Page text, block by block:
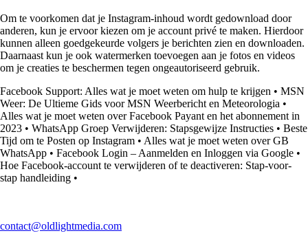
Om te voorkomen dat je Instagram-inhoud wordt gedownload door
anderen, kun je ervoor kiezen om je account privé te maken. Hierdoor
kunnen alleen goedgekeurde volgers je berichten zien en downloaden.
Daarnaast kun je ook watermerken toevoegen aan je fotos en videos
om je creaties te beschermen tegen ongeautoriseerd gebruik.
Facebook Support: Alles wat je moet weten om hulp te krijgen • MSN
Weer: De Ultieme Gids voor MSN Weerbericht en Meteorologia •
Alles wat je moet weten over Facebook Payant en het abonnement in
2023 • WhatsApp Groep Verwijderen: Stapsgewijze Instructies • Beste
Tijd om te Posten op Instagram • Alles wat je moet weten over GB
WhatsApp • Facebook Login – Aanmelden en Inloggen via Google •
Hoe Facebook-account te verwijderen of te deactiveren: Stap-voor-
stap handleiding •
contact@oldlightmedia.com